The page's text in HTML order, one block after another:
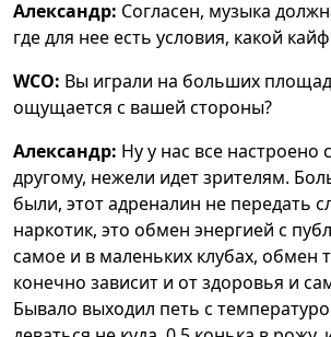
Александр: Согласен, музыка
где для нее есть условия, какой
WCO: Вы играли на больших
ощущается с вашей стороны?
Александр: Ну у нас все настроено
другому, нежели идет зрителям.
были, этот адреналин не передать
наркотик, это обмен энергией с
самое и в маленьких клубах, обмен
конечно зависит и от здоровья и
Бывало выходил петь с